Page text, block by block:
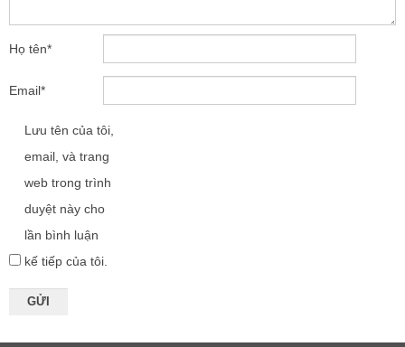
Họ tên*
Email*
Lưu tên của tôi,
email, và trang
web trong trình
duyệt này cho
lần bình luận
kế tiếp của tôi.